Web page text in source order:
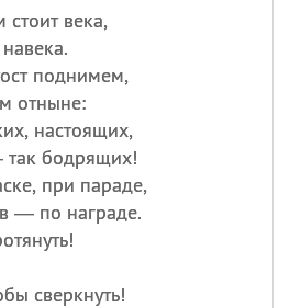
века,
поднимем,
отныне:
настоящих,
бодрящих!
при параде,
— по награде.
сверкнуть!